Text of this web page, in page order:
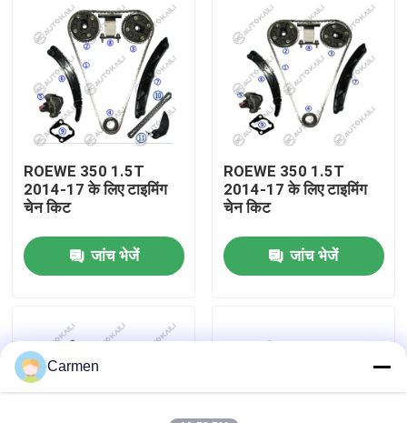
विडियो
हमारे बारे में
कारखाने का दौरा
गुणवत्ता नियंत्रण
हमसे संपर्क करें
बोली मांगें
ROEWE 350 1.5T
2014-17 के लिए टाइमिंग
चेन किट
जांच भेजें
ROEWE 350 1.5T
2014-17 के लिए टाइमिंग
चेन किट
जांच भेजें
Carmen